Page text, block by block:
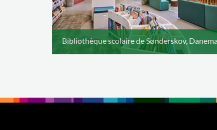
Bibliothèque scolaire de Sønderskov,